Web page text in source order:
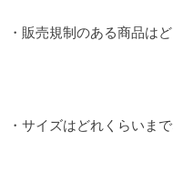
・販売規制のある商品は
・サイズはどれくらいま